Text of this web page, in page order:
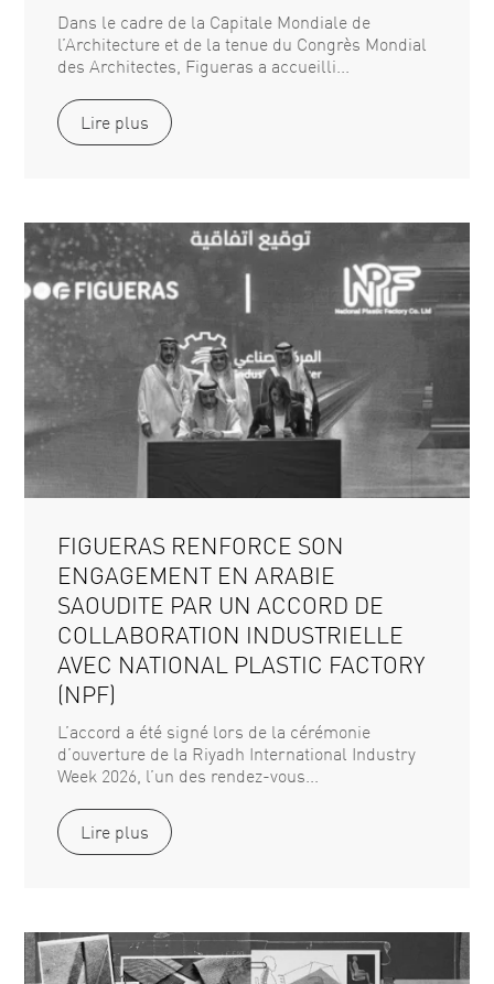
Dans le cadre de la Capitale Mondiale de
l’Architecture et de la tenue du Congrès Mondial
des Architectes, Figueras a accueilli...
Lire plus
FIGUERAS RENFORCE SON
ENGAGEMENT EN ARABIE
SAOUDITE PAR UN ACCORD DE
COLLABORATION INDUSTRIELLE
AVEC NATIONAL PLASTIC FACTORY
(NPF)
L’accord a été signé lors de la cérémonie
d’ouverture de la Riyadh International Industry
Week 2026, l’un des rendez-vous...
Lire plus